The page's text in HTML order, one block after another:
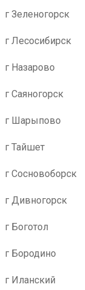
г Зеленогорск
г Лесосибирск
г Назарово
г Саяногорск
г Шарыпово
г Тайшет
г Сосновоборск
г Дивногорск
г Боготол
г Бородино
г Иланский